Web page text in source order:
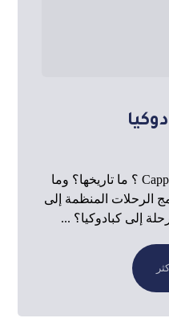
ماهي مدينة كبادوكيا Cappadocia ؟ ما تاريخها؟ وما
الرحلات المنظمة إلى
إلى كبادوكيا؟ ...